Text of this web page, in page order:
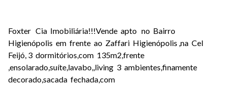
Foxter Cia Imobiliária!!!Vende apto no Bairro
Higienópolis em frente ao Zaffari Higienópolis ,na Cel
Feijó, 3 dormitórios,com 135m2,frente
,ensolarado,suíte,lavabo,,living 3 ambientes,finamente
decorado,sacada fechada,com